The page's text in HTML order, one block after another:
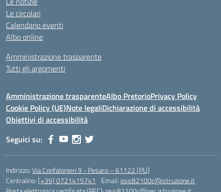
Le circolari
Calendario eventi
Albo online
Amministrazione trasparente
Tutti gli argomenti
Amministrazione trasparenteAlbo PretorioPrivacy Policy
Cookie Policy (UE)Note legaliDichiarazione di accessibilità
Obiettivi di accessibilità
Seguici su:
Indirizzo:Via Confalonieri 9 - Pesaro – 61122 [PU]
Centralino: [+39] 0721415741 Email: psic82100c@istruzione.it